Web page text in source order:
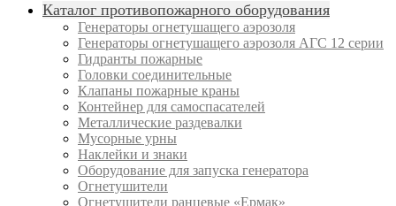
Каталог противопожарного оборудования
Генераторы огнетушащего аэрозоля
Генераторы огнетушащего аэрозоля АГС 12 серии
Гидранты пожарные
Головки соединительные
Клапаны пожарные краны
Контейнер для самоспасателей
Металлические раздевалки
Мусорные урны
Наклейки и знаки
Оборудование для запуска генератора
Огнетушители
Огнетушители ранцевые «Ермак»